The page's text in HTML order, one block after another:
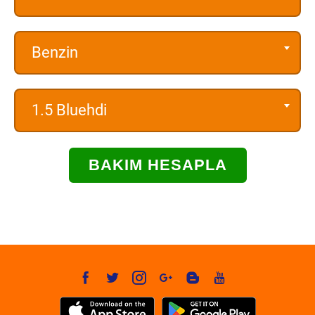
Benzin
1.5 Bluehdi
BAKIM HESAPLA